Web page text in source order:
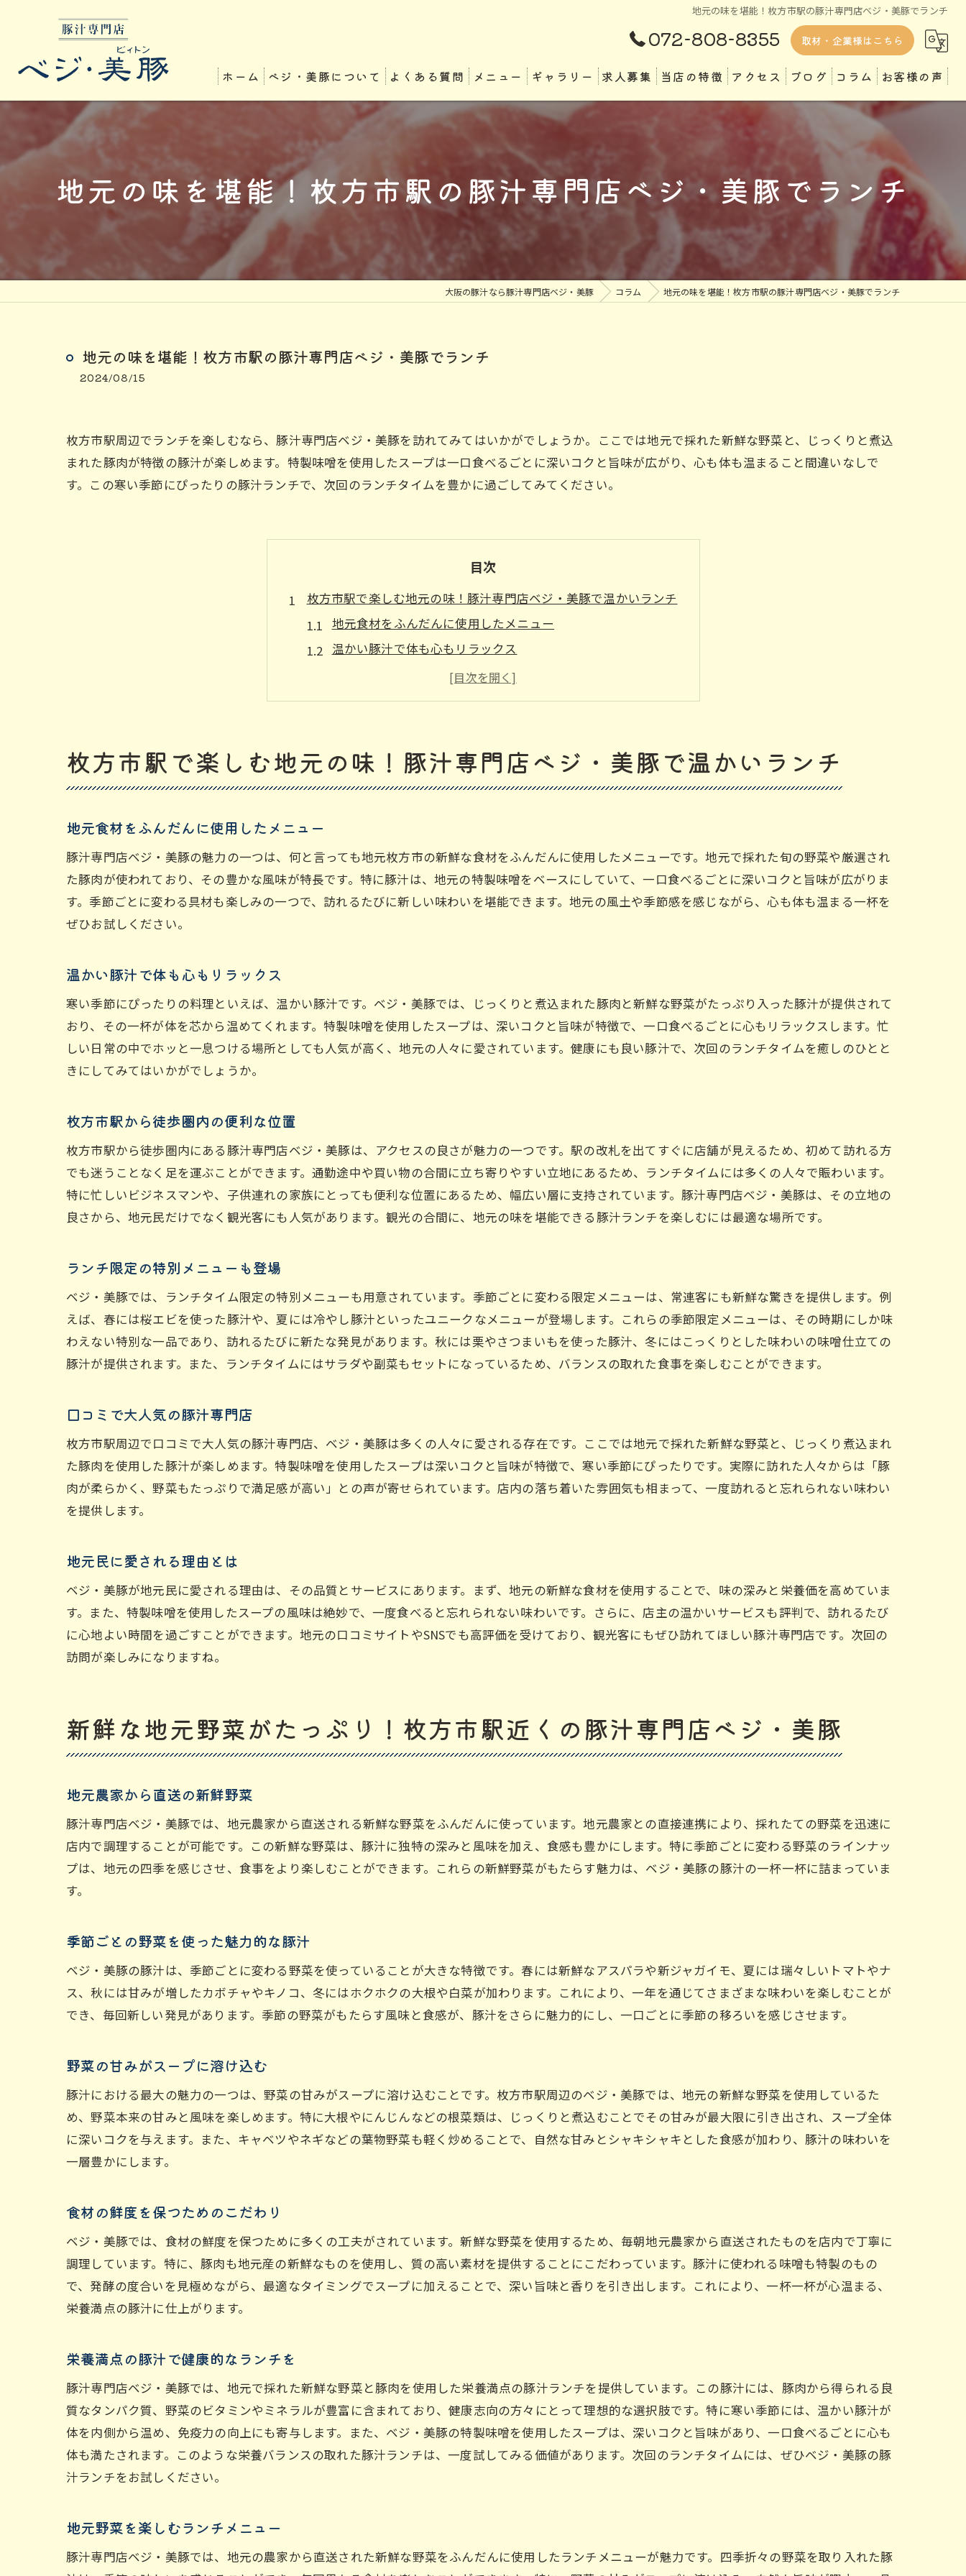
地元の味を堪能！枚方市駅の豚汁専門店ベジ・美豚でランチ
072-808-8355 取材・企業様はこちら
ホーム ベジ・美豚について よくある質問 メニュー ギャラリー 求人募集 当店の特徴
テイクアウト
専門店
定食
アクセス ブログ コラム お客様の声
地元の味を堪能！枚方市駅の豚汁専門店ベジ・美豚でランチ
大阪の豚汁なら豚汁専門店ベジ・美豚 コラム 地元の味を堪能！枚方市駅の豚汁専門店ベジ・美豚でランチ
地元の味を堪能！枚方市駅の豚汁専門店ベジ・美豚でランチ
2024/08/15
枚方市駅周辺でランチを楽しむなら、豚汁専門店ベジ・美豚を訪れてみてはいかがでしょうか。ここでは地元で採れた新鮮な野菜と、じっくりと煮込
まれた豚肉が特徴の豚汁が楽しめます。特製味噌を使用したスープは一口食べるごとに深いコクと旨味が広がり、心も体も温まること間違いなしで
す。この寒い季節にぴったりの豚汁ランチで、次回のランチタイムを豊かに過ごしてみてください。
目次
枚方市駅で楽しむ地元の味！豚汁専門店ベジ・美豚で温かいランチ
地元食材をふんだんに使用したメニュー
温かい豚汁で体も心もリラックス
枚方市駅から徒歩圏内の便利な位置
ランチ限定の特別メニューも登場
地元民に愛される理由とは
新鮮な地元野菜がたっぷり！枚方市駅近くの豚汁専門店ベジ・美豚
野菜の甘みがスープに溶け込む
食材の鮮度を保つためのこだわり
栄養満点の豚汁で健康的なランチを
味噌の選定から調合までのこだわり
深いコクと旨味が広がる一杯
味噌の風味を引き立てる調理法
豚肉の旨味と野菜の甘みが融合したスープ
厳選された豚肉の美味しさ
バランスの取れた栄養満点ランチ
一口ごとに感じる絶妙なハーモニー
寒い季節にぴったり！枚方市駅の豚汁専門店ベジ・美豚
寒い日には温かい豚汁が最適
体を温めるためのおすすめメニュー
温かい店内でゆっくりとランチを楽しむ
枚方市駅の名店で味わう絶品豚汁ランチ
絶品豚汁で満足度高いランチタイム
旅行者にもおすすめのランチスポット
煮込み具合にこだわる理由
長時間煮込むことで生まれる優しい風味
心も体も温まる！枚方市駅の豚汁専門店ベジ・美豚でランチ
温かいスープで心まで癒される
落ち着いた雰囲気でゆっくりとランチを
枚方市駅で楽しむ地元の味！豚汁専門店ベジ・美豚で温かいランチ
地元食材をふんだんに使用したメニュー
豚汁専門店ベジ・美豚の魅力の一つは、何と言っても地元枚方市の新鮮な食材をふんだんに使用したメニューです。地元で採れた旬の野菜や厳選され
た豚肉が使われており、その豊かな風味が特長です。特に豚汁は、地元の特製味噌をベースにしていて、一口食べるごとに深いコクと旨味が広がりま
す。季節ごとに変わる具材も楽しみの一つで、訪れるたびに新しい味わいを堪能できます。地元の風土や季節感を感じながら、心も体も温まる一杯を
ぜひお試しください。
温かい豚汁で体も心もリラックス
寒い季節にぴったりの料理といえば、温かい豚汁です。ベジ・美豚では、じっくりと煮込まれた豚肉と新鮮な野菜がたっぷり入った豚汁が提供されて
おり、その一杯が体を芯から温めてくれます。特製味噌を使用したスープは、深いコクと旨味が特徴で、一口食べるごとに心もリラックスします。忙
しい日常の中でホッと一息つける場所としても人気が高く、地元の人々に愛されています。健康にも良い豚汁で、次回のランチタイムを癒しのひとと
きにしてみてはいかがでしょうか。
枚方市駅から徒歩圏内の便利な位置
枚方市駅から徒歩圏内にある豚汁専門店ベジ・美豚は、アクセスの良さが魅力の一つです。駅の改札を出てすぐに店舗が見えるため、初めて訪れる方
でも迷うことなく足を運ぶことができます。通勤途中や買い物の合間に立ち寄りやすい立地にあるため、ランチタイムには多くの人々で賑わいます。
特に忙しいビジネスマンや、子供連れの家族にとっても便利な位置にあるため、幅広い層に支持されています。豚汁専門店ベジ・美豚は、その立地の
良さから、地元民だけでなく観光客にも人気があります。観光の合間に、地元の味を堪能できる豚汁ランチを楽しむには最適な場所です。
ランチ限定の特別メニューも登場
ベジ・美豚では、ランチタイム限定の特別メニューも用意されています。季節ごとに変わる限定メニューは、常連客にも新鮮な驚きを提供します。例
えば、春には桜エビを使った豚汁や、夏には冷やし豚汁といったユニークなメニューが登場します。これらの季節限定メニューは、その時期にしか味
わえない特別な一品であり、訪れるたびに新たな発見があります。秋には栗やさつまいもを使った豚汁、冬にはこっくりとした味わいの味噌仕立ての
豚汁が提供されます。また、ランチタイムにはサラダや副菜もセットになっているため、バランスの取れた食事を楽しむことができます。
口コミで大人気の豚汁専門店
枚方市駅周辺で口コミで大人気の豚汁専門店、ベジ・美豚は多くの人々に愛される存在です。ここでは地元で採れた新鮮な野菜と、じっくり煮込まれ
た豚肉を使用した豚汁が楽しめます。特製味噌を使用したスープは深いコクと旨味が特徴で、寒い季節にぴったりです。実際に訪れた人々からは「豚
肉が柔らかく、野菜もたっぷりで満足感が高い」との声が寄せられています。店内の落ち着いた雰囲気も相まって、一度訪れると忘れられない味わい
を提供します。
地元民に愛される理由とは
ベジ・美豚が地元民に愛される理由は、その品質とサービスにあります。まず、地元の新鮮な食材を使用することで、味の深みと栄養価を高めていま
す。また、特製味噌を使用したスープの風味は絶妙で、一度食べると忘れられない味わいです。さらに、店主の温かいサービスも評判で、訪れるたび
に心地よい時間を過ごすことができます。地元の口コミサイトやSNSでも高評価を受けており、観光客にもぜひ訪れてほしい豚汁専門店です。次回の
訪問が楽しみになりますね。
新鮮な地元野菜がたっぷり！枚方市駅近くの豚汁専門店ベジ・美豚
地元農家から直送の新鮮野菜
豚汁専門店ベジ・美豚では、地元農家から直送される新鮮な野菜をふんだんに使っています。地元農家との直接連携により、採れたての野菜を迅速に
店内で調理することが可能です。この新鮮な野菜は、豚汁に独特の深みと風味を加え、食感も豊かにします。特に季節ごとに変わる野菜のラインナッ
プは、地元の四季を感じさせ、食事をより楽しむことができます。これらの新鮮野菜がもたらす魅力は、ベジ・美豚の豚汁の一杯一杯に詰まっていま
す。
季節ごとの野菜を使った魅力的な豚汁
ベジ・美豚の豚汁は、季節ごとに変わる野菜を使っていることが大きな特徴です。春には新鮮なアスパラや新ジャガイモ、夏には瑞々しいトマトやナ
ス、秋には甘みが増したカボチャやキノコ、冬にはホクホクの大根や白菜が加わります。これにより、一年を通じてさまざまな味わいを楽しむことが
でき、毎回新しい発見があります。季節の野菜がもたらす風味と食感が、豚汁をさらに魅力的にし、一口ごとに季節の移ろいを感じさせます。
野菜の甘みがスープに溶け込む
豚汁における最大の魅力の一つは、野菜の甘みがスープに溶け込むことです。枚方市駅周辺のベジ・美豚では、地元の新鮮な野菜を使用しているた
め、野菜本来の甘みと風味を楽しめます。特に大根やにんじんなどの根菜類は、じっくりと煮込むことでその甘みが最大限に引き出され、スープ全体
に深いコクを与えます。また、キャベツやネギなどの葉物野菜も軽く炒めることで、自然な甘みとシャキシャキとした食感が加わり、豚汁の味わいを
一層豊かにします。
食材の鮮度を保つためのこだわり
ベジ・美豚では、食材の鮮度を保つために多くの工夫がされています。新鮮な野菜を使用するため、毎朝地元農家から直送されたものを店内で丁寧に
調理しています。特に、豚肉も地元産の新鮮なものを使用し、質の高い素材を提供することにこだわっています。豚汁に使われる味噌も特製のもの
で、発酵の度合いを見極めながら、最適なタイミングでスープに加えることで、深い旨味と香りを引き出します。これにより、一杯一杯が心温まる、
栄養満点の豚汁に仕上がります。
栄養満点の豚汁で健康的なランチを
豚汁専門店ベジ・美豚では、地元で採れた新鮮な野菜と豚肉を使用した栄養満点の豚汁ランチを提供しています。この豚汁には、豚肉から得られる良
質なタンパク質、野菜のビタミンやミネラルが豊富に含まれており、健康志向の方々にとって理想的な選択肢です。特に寒い季節には、温かい豚汁が
体を内側から温め、免疫力の向上にも寄与します。また、ベジ・美豚の特製味噌を使用したスープは、深いコクと旨味があり、一口食べるごとに心も
体も満たされます。このような栄養バランスの取れた豚汁ランチは、一度試してみる価値があります。次回のランチタイムには、ぜひベジ・美豚の豚
汁ランチをお試しください。
地元野菜を楽しむランチメニュー
豚汁専門店ベジ・美豚では、地元の農家から直送された新鮮な野菜をふんだんに使用したランチメニューが魅力です。四季折々の野菜を取り入れた豚